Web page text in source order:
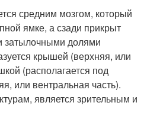
средним мозгом, который
ямке, а сзади прикрыт
затылочными долями
крышей (верхняя, или
(располагается под
или вентральная часть).
является зрительным и